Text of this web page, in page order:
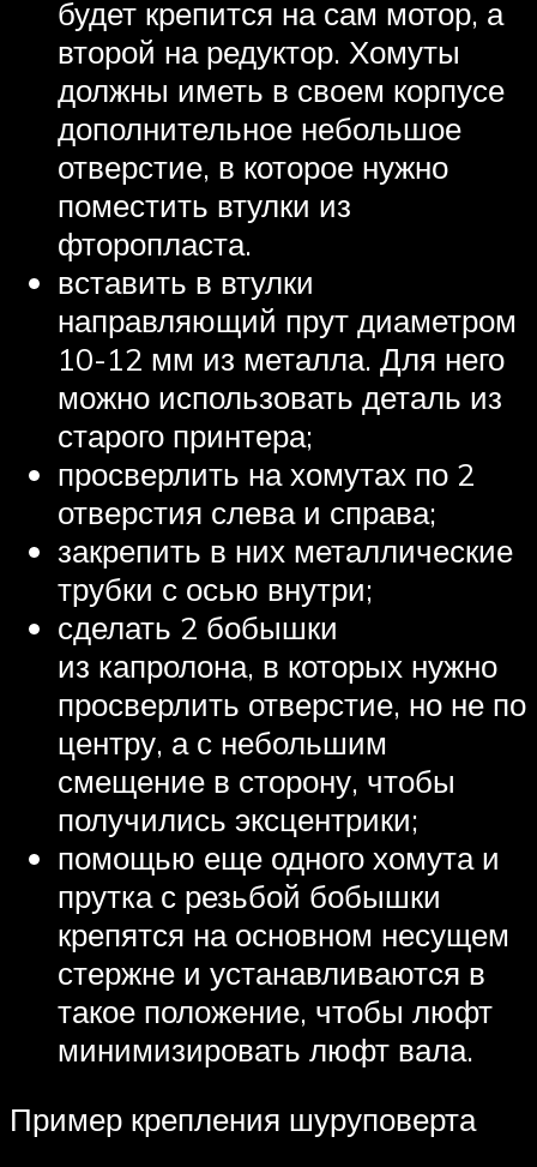
будет крепится на сам мотор, а
второй на редуктор. Хомуты
должны иметь в своем корпусе
дополнительное небольшое
отверстие, в которое нужно
поместить втулки из
фторопласта.
вставить в втулки
направляющий прут диаметром
10-12 мм из металла. Для него
можно использовать деталь из
старого принтера;
просверлить на хомутах по 2
отверстия слева и справа;
закрепить в них металлические
трубки с осью внутри;
сделать 2 бобышки
из капролона, в которых нужно
просверлить отверстие, но не по
центру, а с небольшим
смещение в сторону, чтобы
получились эксцентрики;
помощью еще одного хомута и
прутка с резьбой бобышки
крепятся на основном несущем
стержне и устанавливаются в
такое положение, чтобы люфт
минимизировать люфт вала.
Пример крепления шуруповерта